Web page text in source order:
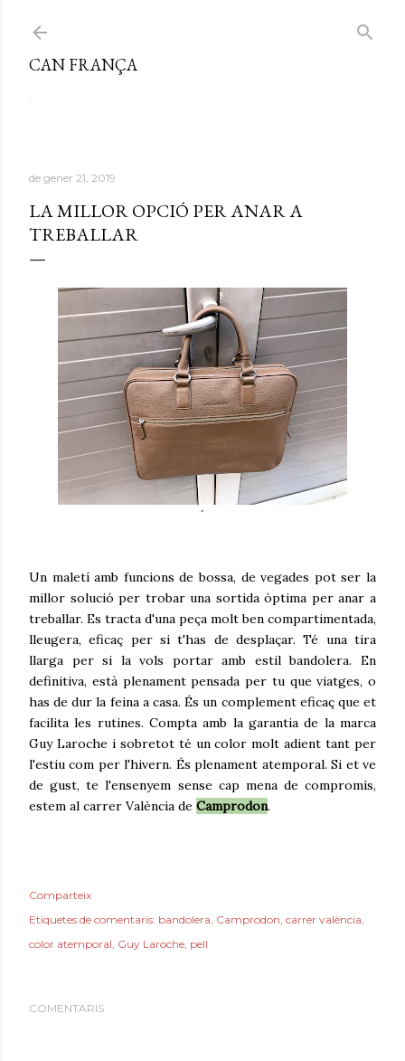
CAN FRANÇA
.
de gener 21, 2019
LA MILLOR OPCIÓ PER ANAR A
TREBALLAR
´
Un maletí amb funcions de bossa, de vegades pot ser la
millor solució per trobar una sortida òptima per anar a
treballar. Es tracta d'una peça molt ben compartimentada,
lleugera, eficaç per si t'has de desplaçar. Té una tira
llarga per si la vols portar amb estil bandolera. En
definitiva, està plenament pensada per tu que viatges, o
has de dur la feina a casa. És un complement eficaç que et
facilita les rutines. Compta amb la garantia de la marca
Guy Laroche i sobretot té un color molt adient tant per
l'estiu com per l'hivern. És plenament atemporal. Si et ve
de gust, te l'ensenyem sense cap mena de compromís,
estem al carrer València de Camprodon.
Comparteix
Etiquetes de comentaris: bandolera Camprodon carrer valència
color atemporal Guy Laroche pell
COMENTARIS